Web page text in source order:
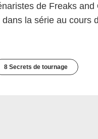
de Freaks and
la série au cours
8 Secrets de tournage